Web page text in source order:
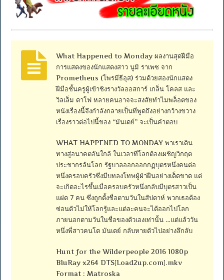
What Happened to Monday ผลงานสุดฝีมือ
การแสดงของนักแสดงสาว นูมิ ราเพซ จาก
Prometheus (โพรมีธีอุส) ร่วมด้วยสองนักแสดง
ฝีมือชั้นครูผู้เข้าชิงรางวัลออสการ์ เกล็น โคลส และ
วิลเล็ม ดาโฟ หลายคนอาจจะสงสัยทำไมพล็อตของ
หนังเรื่องนี้จึงกำลังกลายเป็นที่พูดถึงอย่างกว้างขวาง
เรื่องราวต่อไปนี้ของ “มันเดย์” จะเป็นคำตอบ
WHAT HAPPENED TO MONDAY พาเราเดิน
ทางสู่อนาคตอันใกล้ ในเวลาที่โลกต้องเผชิญวิกฤต
ประชากรล้นโลก รัฐบาลออกออกกฏบุตรหนึ่งคนต่อ
หนึ่งครอบครัวซึ่งมีบทลงโทษผู้ฝ่าฝืนอย่างเด็ดขาด แต่
จะเกิดอะไรขึ้นเมื่อครอบครัวหนึ่งกลับมีบุตรสาวเป็น
แฝด 7 คน ซึ่งถูกตั้งชื่อตามวันในสัปดาห์ พวกเธอต้อง
ซ่อนตัวไม่ให้โลกรู้และแต่ละคนจะได้ออกไปโลก
ภายนอกตามวันในชื่อของตัวเองเท่านั้น …แต่แล้ววัน
หนึ่งพี่สาวคนโต มันเดย์ กลับหายตัวไปอย่างลึกลับ
Hunt for the Wilderpeople 2016 1080p
BluRay x264 DTS[Load2up.com].mkv
Format : Matroska